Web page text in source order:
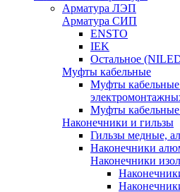
Арматура ЛЭП
Арматура СИП
ENSTO
IEK
Остальное
Муфты кабельные
Муфты кабельные
Муфты кабельные
Наконечники и гильзы
Гильзы медные,
Наконечники
Наконечники